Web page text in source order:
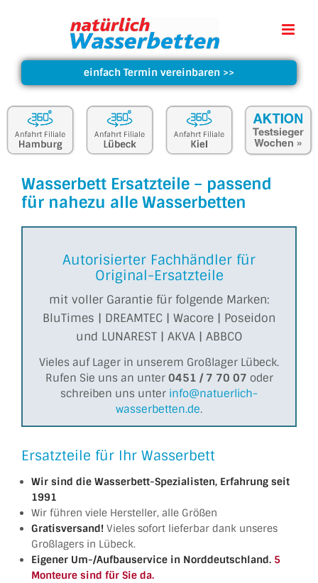
einfach Termin vereinbaren >>
Wasserbett Ersatzteile – passend
für nahezu alle Wasserbetten
Autorisierter Fachhändler für
Original-Ersatzteile
mit voller Garantie für folgende Marken:
BluTimes | DREAMTEC | Wacore | Poseidon
und LUNAREST | AKVA | ABBCO
Vieles auf Lager in unserem Großlager Lübeck.
Rufen Sie uns an unter 0451 / 7 70 07 oder
schreiben uns unter info@natuerlich-
wasserbetten.de.
Ersatzteile für Ihr Wasserbett
Wir sind die Wasserbett-Spezialisten, Erfahrung seit
1991
Wir führen viele Hersteller, alle Größen
Gratisversand! Vieles sofort lieferbar dank unseres
Großlagers in Lübeck.
Eigener Um-/Aufbauservice in Norddeutschland. 5
Monteure sind für Sie da.